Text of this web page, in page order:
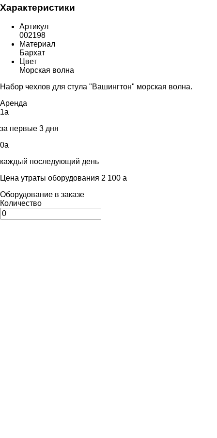
Характеристики
Артикул
002198
Материал
Бархат
Цвет
Морская волна
Набор чехлов для стула "Вашингтон" морская волна.
Аренда
1a
за первые 3 дня
0a
каждый последующий день
Цена утраты оборудования 2 100 a
Оборудование в заказе
Количество